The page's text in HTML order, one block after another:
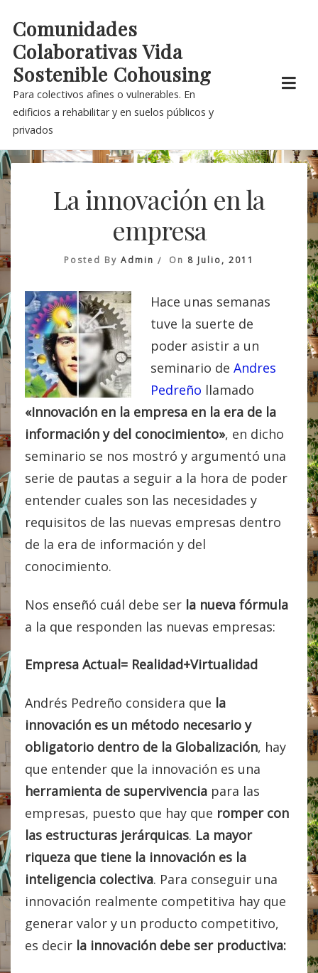
content
Comunidades
Colaborativas Vida
Sostenible Cohousing
Para colectivos afines o vulnerables. En
edificios a rehabilitar y en suelos públicos y
privados
La innovación en la
empresa
Posted By Admin On 8 Julio, 2011
Hace unas semanas
tuve la suerte de
poder asistir a un
seminario de Andres
Pedreño llamado
«Innovación en la empresa en la era de la
información y del conocimiento», en dicho
seminario se nos mostró y argumentó una
serie de pautas a seguir a la hora de poder
entender cuales son las necesidades y
requisitos de las nuevas empresas dentro
de la era de información y del
conocimiento.
Nos enseñó cuál debe ser la nueva fórmula
a la que responden las nuevas empresas:
Empresa Actual= Realidad+Virtualidad
Andrés Pedreño considera que la
innovación es un método necesario y
obligatorio dentro de la Globalización, hay
que entender que la innovación es una
herramienta de supervivencia para las
empresas, puesto que hay que romper con
las estructuras jerárquicas. La mayor
riqueza que tiene la innovación es la
inteligencia colectiva. Para conseguir una
innovación realmente competitiva hay que
generar valor y un producto competitivo,
es decir la innovación debe ser productiva: